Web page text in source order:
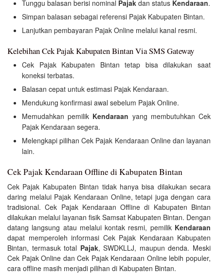
Tunggu balasan berisi nominal Pajak dan status Kendaraan.
Simpan balasan sebagai referensi Pajak Kabupaten Bintan.
Lanjutkan pembayaran Pajak Online melalui kanal resmi.
Kelebihan Cek Pajak Kabupaten Bintan Via SMS Gateway
Cek Pajak Kabupaten Bintan tetap bisa dilakukan saat
koneksi terbatas.
Balasan cepat untuk estimasi Pajak Kendaraan.
Mendukung konfirmasi awal sebelum Pajak Online.
Memudahkan pemilik Kendaraan yang membutuhkan Cek
Pajak Kendaraan segera.
Melengkapi pilihan Cek Pajak Kendaraan Online dan layanan
lain.
Cek Pajak Kendaraan Offline di Kabupaten Bintan
Cek Pajak Kabupaten Bintan tidak hanya bisa dilakukan secara
daring melalui Pajak Kendaraan Online, tetapi juga dengan cara
tradisional. Cek Pajak Kendaraan Offline di Kabupaten Bintan
dilakukan melalui layanan fisik Samsat Kabupaten Bintan. Dengan
datang langsung atau melalui kontak resmi, pemilik Kendaraan
dapat memperoleh informasi Cek Pajak Kendaraan Kabupaten
Bintan, termasuk total Pajak, SWDKLLJ, maupun denda. Meski
Cek Pajak Online dan Cek Pajak Kendaraan Online lebih populer,
cara offline masih menjadi pilihan di Kabupaten Bintan.